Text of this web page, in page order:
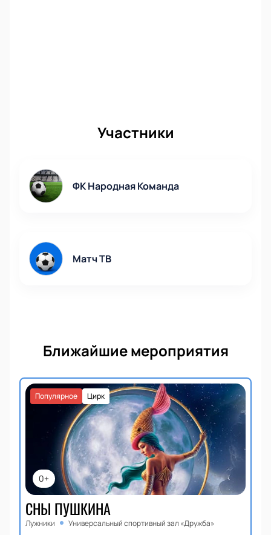
Участники
ФК Народная Команда
Матч ТВ
Ближайшие мероприятия
0+
Цирк
Популярное
СНЫ ПУШКИНА
Лужники Универсальный спортивный зал «Дружба»